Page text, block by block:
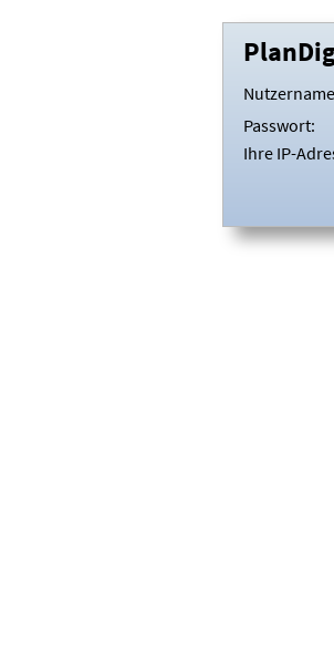
Passwort:
Ihre IP-